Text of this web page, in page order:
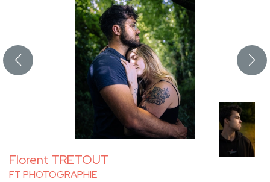
Florent TRETOUT
FT PHOTOGRAPHIE